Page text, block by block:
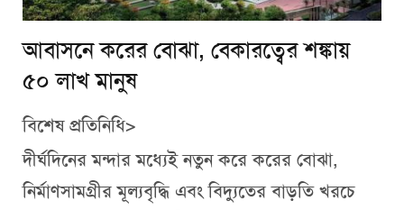
আবাসনে করের বোঝা, বেকারত্বের শঙ্কায়
৫০ লাখ মানুষ
বিশেষ প্রতিনিধি>
দীর্ঘদিনের মন্দার মধ্যেই নতুন করে করের বোঝা,
নির্মাণসামগ্রীর মূল্যবৃদ্ধি এবং বিদ্যুতের বাড়তি খরচে